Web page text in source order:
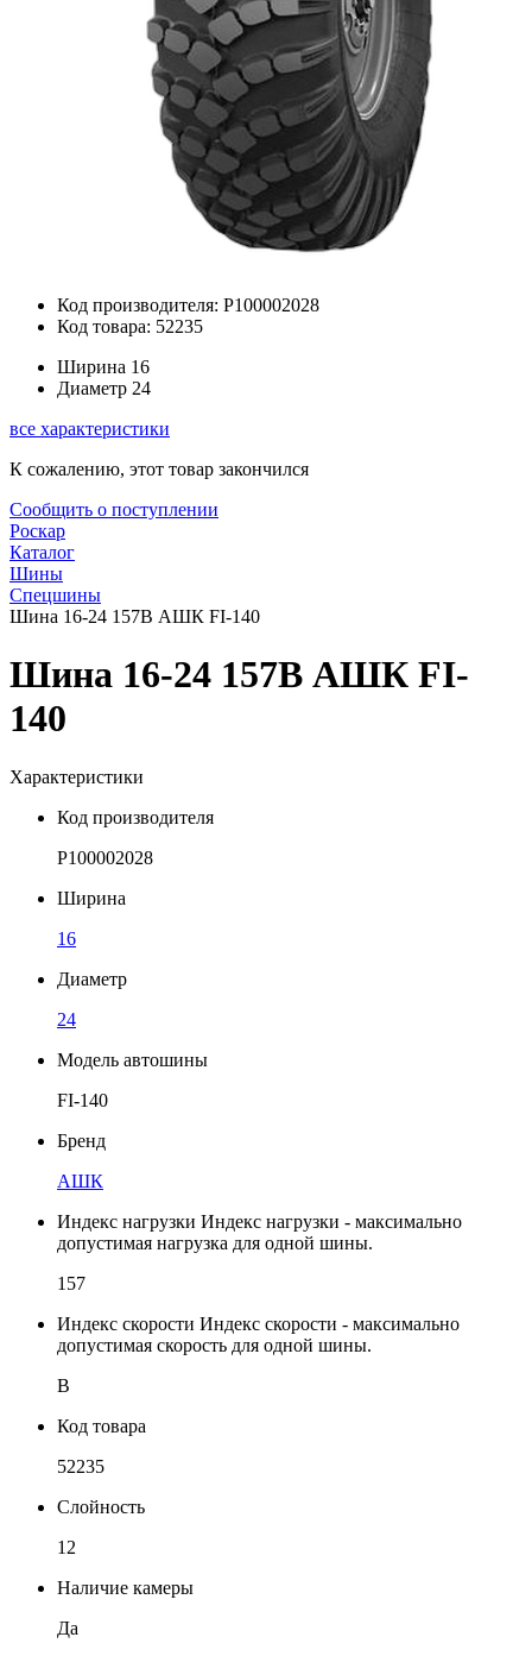
Код производителя: Р100002028
Код товара: 52235
Ширина 16
Диаметр 24
все характеристики
К сожалению, этот товар закончился
Сообщить о поступлении
Роскар
Каталог
Шины
Спецшины
Шина 16-24 157B АШК FI-140
Шина 16-24 157B АШК FI-
140
Характеристики
Код производителя
Р100002028
Ширина
16
Диаметр
24
Модель автошины
FI-140
Бренд
АШК
Индекс нагрузки Индекс нагрузки - максимально
допустимая нагрузка для одной шины.
157
Индекс скорости Индекс скорости - максимально
допустимая скорость для одной шины.
B
Код товара
52235
Слойность
12
Наличие камеры
Да